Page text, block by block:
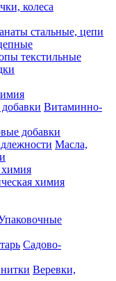
колеса
стальные, цепи
текстильные
Витаминно-
добавки
Масла,
химия
Садово-
Веревки,